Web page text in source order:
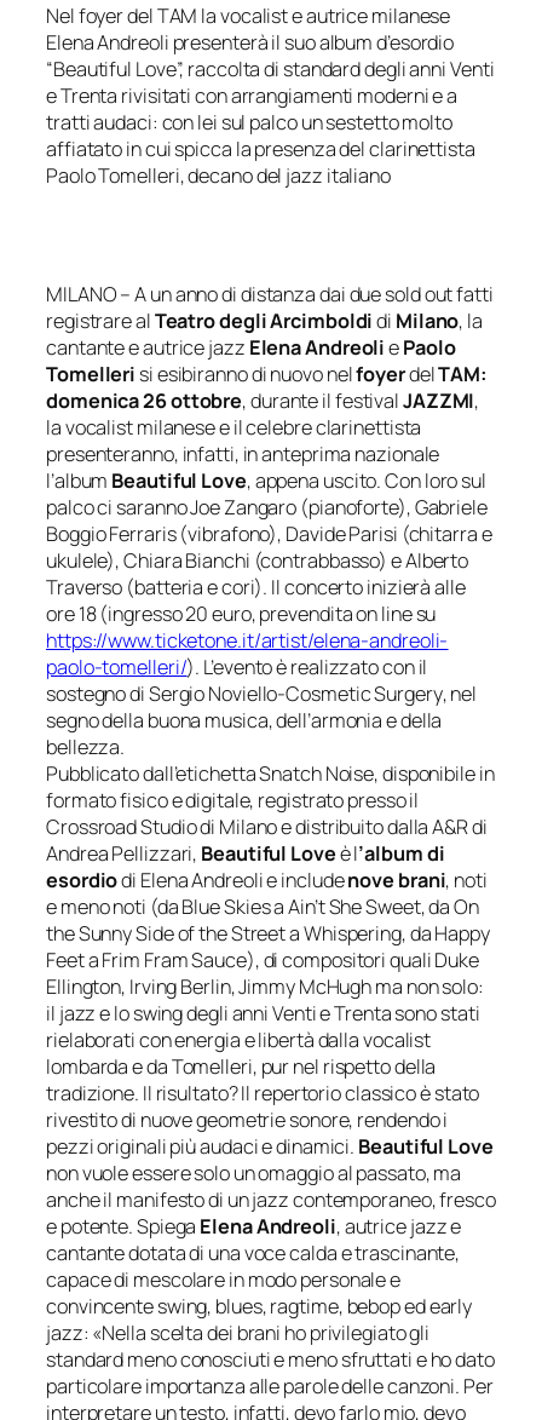
Nel foyer del TAM la vocalist e autrice milanese
Elena Andreoli presenterà il suo album d’esordio
“Beautiful Love”, raccolta di standard degli anni Venti
e Trenta rivisitaticon arrangiamenti moderni e a
tratti audaci: con lei sul palco un sestetto molto
affiatatoin cui spicca la presenza del clarinettista
PaoloTomelleri, decano del jazz italiano
MILANO –A un anno di distanza dai due sold out fatti
registrare alTeatro degli Arcimboldidi Milano, la
cantante e autrice jazz Elena AndreoliePaolo
Tomelleri si esibiranno di nuovo nelfoyerdelTAM:
domenica 26 ottobre, durante il festivalJAZZMI,
la vocalist milanese e il celebre clarinettista
presenteranno, infatti, in anteprima nazionale
l’album Beautiful Love, appena uscito. Con loro sul
palco ci saranno Joe Zangaro (pianoforte), Gabriele
Boggio Ferraris (vibrafono), Davide Parisi (chitarra e
ukulele), Chiara Bianchi (contrabbasso) e Alberto
Traverso (batteria e cori). Il concerto inizierà alle
ore 18(ingresso 20 euro, prevendita on line su
https://www.ticketone.it/artist/elena-andreoli-
paolo-tomelleri/). L’evento è realizzato con il
sostegno diSergio Noviello-Cosmetic Surgery, nel
segno della buona musica, dell’armonia e della
bellezza.
Pubblicato dall’etichetta Snatch Noise, disponibile in
formato fisico e digitale, registrato presso il
Crossroad Studio di Milano e distribuito dallaA&R di
Andrea Pellizzari, Beautiful Loveè l’album di
esordiodi Elena Andreoli e includenove brani, noti
e meno noti (daBlue SkiesaAin’t She Sweet,daOn
the Sunny Side of the StreetaWhispering,daHappy
FeetaFrim Fram Sauce), di compositori quali Duke
Ellington, Irving Berlin, Jimmy McHugh ma non solo:
il jazz e lo swing degli anni Venti e Trenta sono stati
rielaborati con energia e libertà dalla vocalist
lombarda e daTomelleri, pur nel rispetto della
tradizione. Il risultato? Il repertorio classico è stato
rivestito di nuove geometrie sonore, rendendo i
pezzi originali più audaci e dinamici. Beautiful Love
non vuole essere solo un omaggio al passato, ma
anche il manifesto di un jazz contemporaneo, fresco
e potente. Spiega Elena Andreoli, autrice jazz e
cantante dotata di una voce calda e trascinante,
capace di mescolare in modo personale e
convincente swing, blues, ragtime, bebop ed early
jazz: «Nella scelta dei brani ho privilegiato gli
standard meno conosciuti e meno sfruttati e ho dato
particolare importanza alle parole delle canzoni. Per
interpretare un testo, infatti, devo farlo mio, devo